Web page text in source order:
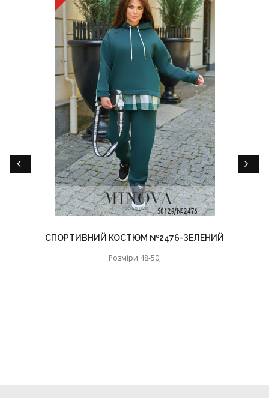
СПОРТИВНИЙ КОСТЮМ №2476-ЗЕЛЕНИЙ
Розміри 48-50,